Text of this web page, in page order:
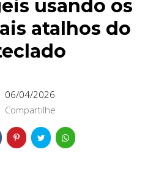
usando os
atalhos do
06/04/2026
Compartilhe